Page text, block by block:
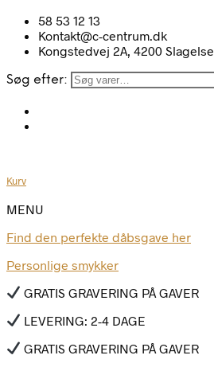
58 53 12 13
Kontakt@c-centrum.dk
Kongstedvej 2A, 4200 Slagelse
Søg efter:
Kurv
MENU
Find den perfekte dåbsgave her
Personlige smykker
GRATIS GRAVERING PÅ GAVER
LEVERING: 2-4 DAGE
GRATIS GRAVERING PÅ GAVER